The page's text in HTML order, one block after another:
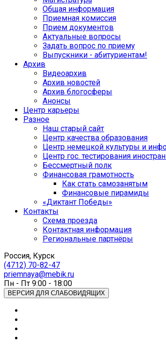
Общая информация
Приемная комиссия
Прием документов
Актуальные вопросы
Задать вопрос по приему
Выпускники - абитуриентам!
Архив
Видеоархив
Архив новостей
Архив блогосферы
Анонсы
Центр карьеры
Разное
Наш старый сайт
Центр качества образования
Центр немецкой культуры и
Центр гос. тестирования
Бессмертный полк
Финансовая грамотность
Как стать самозанятым
Финансовые пирамиды
«Диктант Победы»
Контакты
Схема проезда
Контактная информация
Региональные партнёры
Россия, Курск
(4712) 70-82-47
priemnaya@mebik.ru
Пн - Пт 9:00 - 18:00
ВЕРСИЯ ДЛЯ СЛАБОВИДЯЩИХ